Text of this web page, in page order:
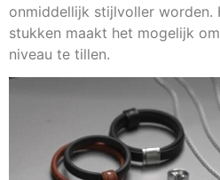
onmiddellijk stijlvoller worden.
stukken maakt het mogelijk
niveau te tillen.